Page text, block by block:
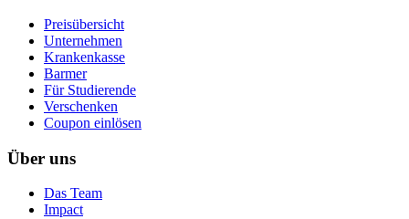
Preisübersicht
Unternehmen
Krankenkasse
Barmer
Für Studierende
Ver­schen­ken
Coupon einlösen
Über uns
Das Team
Impact